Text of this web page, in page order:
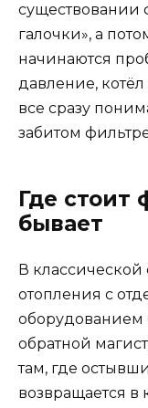
существовании
галочки», а
начинаются
давление,
все сразу
забитом
Где стоит
бывает
В классической
отопления с
оборудованием
обратной
там, где
возвращается в